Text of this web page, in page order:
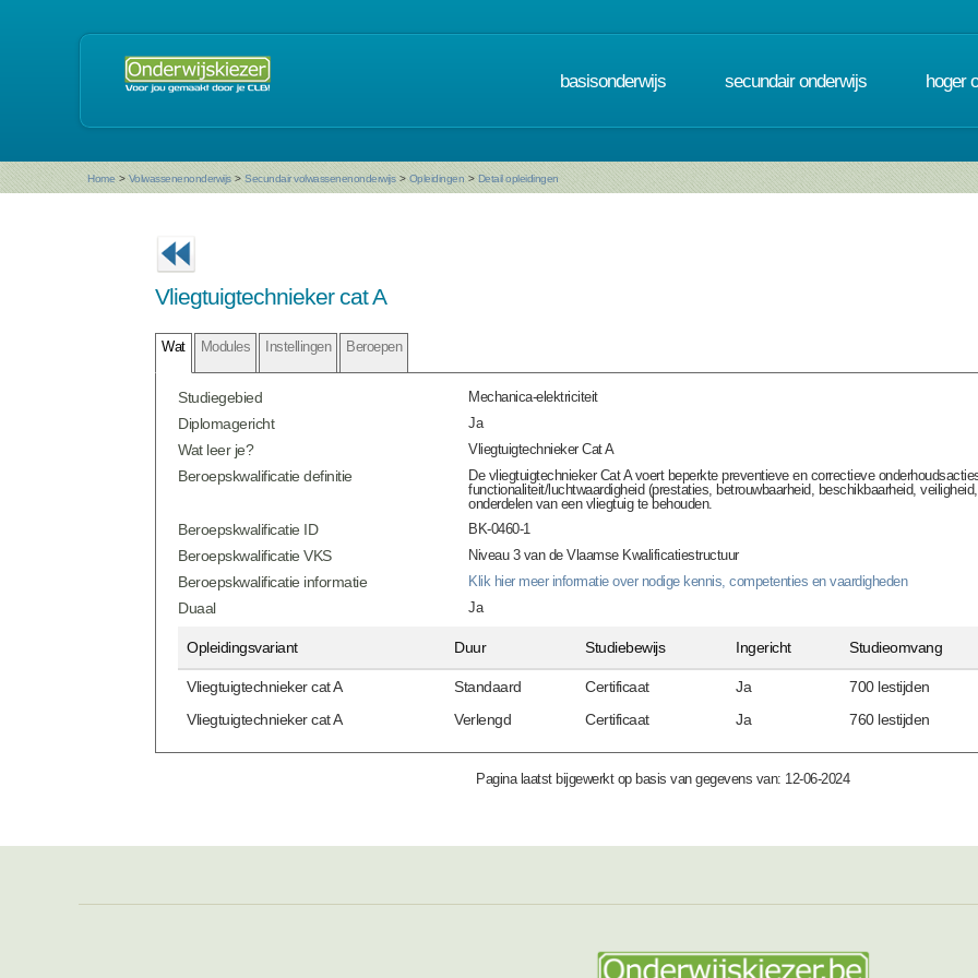
basisonderwijs secundair onderwijs hoger
Home > Volwassenenonderwijs > Secundair volwassenenonderwijs > Opleidingen > Detail opleidingen
Vliegtuigtechnieker cat A
Wat Modules Instellingen Beroepen
Studiegebied Mechanica-elektriciteit
Diplomagericht Ja
Wat leer je? Vliegtuigtechnieker Cat A
Beroepskwalificatie definitie
De vliegtuigtechnieker Cat A voert beperkte preventieve en correctieve
functionaliteit/luchtwaardigheid (prestaties, betrouwbaarheid, beschikbaarheid,
onderdelen van een vliegtuig te behouden.
Beroepskwalificatie ID BK-0460-1
Beroepskwalificatie VKS Niveau 3 van de Vlaamse Kwalificatiestructuur
Beroepskwalificatie informatie Klik hier meer informatie over nodige kennis, competenties en vaardigheden
Duaal Ja
Opleidingsvariant Duur Studiebewijs Ingericht Studieomvang
Vliegtuigtechnieker cat A Standaard Certificaat Ja 700 lestijden
Vliegtuigtechnieker cat A
Verlengd Certificaat Ja 760 lestijden
Pagina laatst bijgewerkt op basis van gegevens van: 12-06-2024